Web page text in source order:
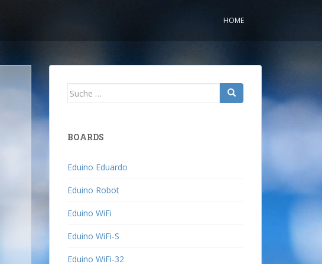
HOME
Suche
BOARDS
Eduino Eduardo
Eduino Robot
Eduino WiFi
Eduino WiFi-S
Eduino WiFi-32